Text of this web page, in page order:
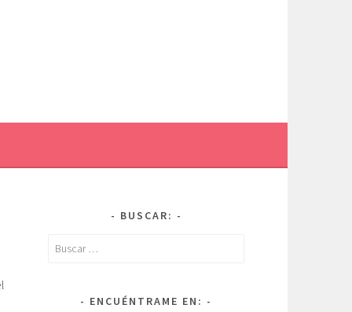
BUSCAR:
Buscar:
ENCUÉNTRAME EN: